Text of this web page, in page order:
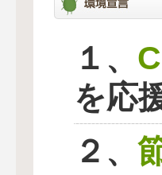
１、
を応
２、